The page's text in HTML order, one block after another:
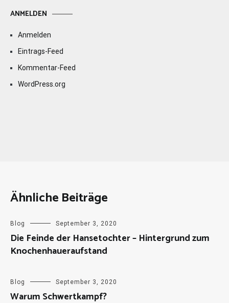
ANMELDEN
Anmelden
Eintrags-Feed
Kommentar-Feed
WordPress.org
Ähnliche Beiträge
Blog September 3, 2020
Die Feinde der Hansetochter – Hintergrund zum
Knochenhaueraufstand
Blog September 3, 2020
Warum Schwertkampf?